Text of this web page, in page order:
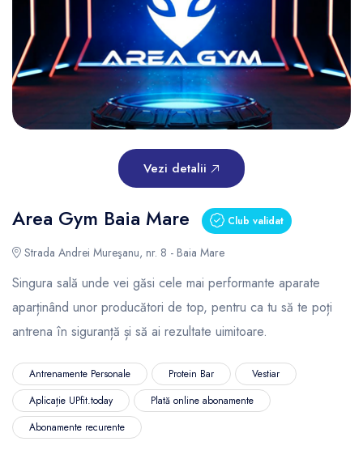
Vezi detalii
Area Gym Baia Mare Club validat
Strada Andrei Mureşanu, nr. 8 - Baia Mare
Singura sală unde vei găsi cele mai performante aparate
aparținând unor producători de top, pentru ca tu să te poți
antrena în siguranță și să ai rezultate uimitoare.
Antrenamente Personale Protein Bar
Vestiar
Aplicație UPfit.today
Plată online abonamente
Abonamente recurente